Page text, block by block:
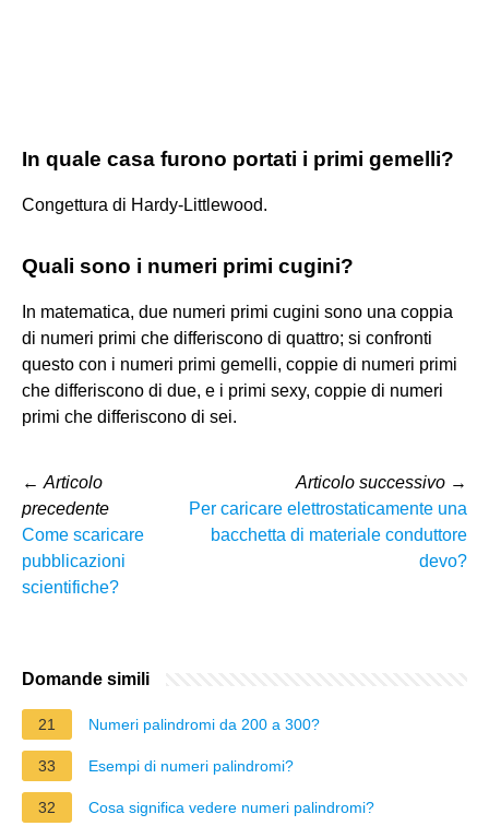
In quale casa furono portati i primi gemelli?
Congettura di Hardy-Littlewood.
Quali sono i numeri primi cugini?
In matematica, due numeri primi cugini sono una coppia
di numeri primi che differiscono di quattro; si confronti
questo con i numeri primi gemelli, coppie di numeri primi
che differiscono di due, e i primi sexy, coppie di numeri
primi che differiscono di sei.
← Articolo
precedente
Come scaricare
pubblicazioni
scientifiche?
Articolo successivo →
Per caricare elettrostaticamente una
bacchetta di materiale conduttore
devo?
Domande simili
21 Numeri palindromi da 200 a 300?
33 Esempi di numeri palindromi?
32 Cosa significa vedere numeri palindromi?